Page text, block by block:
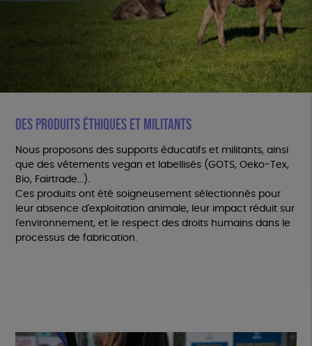
DES PRODUITS ÉTHIQUES ET MILITANTS
Nous proposons des supports éducatifs et militants, ainsi
que des vêtements vegan et labellisés (GOTS, Oeko-Tex,
Bio, Fairtrade...).
Ces produits ont été soigneusement sélectionnés pour
leur absence d'exploitation animale, leur impact réduit sur
l'environnement, et le respect des droits humains dans le
processus de fabrication.